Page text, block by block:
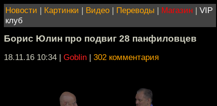
Новости | Картинки | Видео | Переводы | Магазин | VIP
клуб
Борис Юлин про подвиг 28 панфиловцев
18.11.16 10:34 | Goblin | 302 комментария